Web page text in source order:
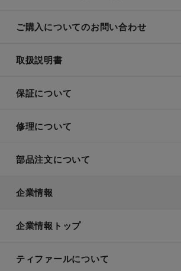
ご購入についてのお問い合わせ
取扱説明書
保証について
修理について
部品注文について
企業情報
企業情報トップ
ティファールについて